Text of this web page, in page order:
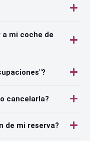
a mi coche de
cancelarla?
de mi reserva?